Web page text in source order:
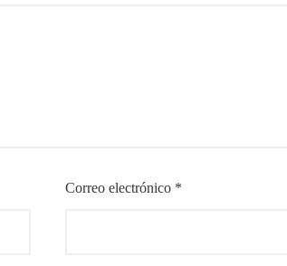
Correo electrónico *